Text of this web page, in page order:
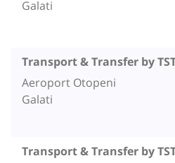
Galati
Transport & Transfer by
Aeroport Otopeni
Galati
Transport & Transfer by